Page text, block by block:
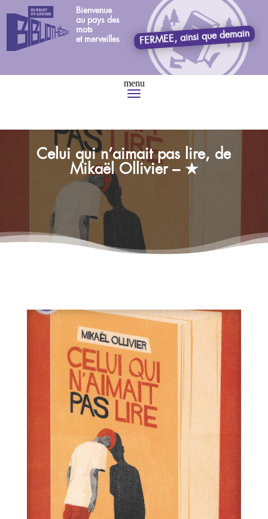
Bienvenue
au pays des
mots
et merveilles
FERMEE, ainsi que demain
Celui qui n’aimait pas lire, de
Mikaël Ollivier – ★